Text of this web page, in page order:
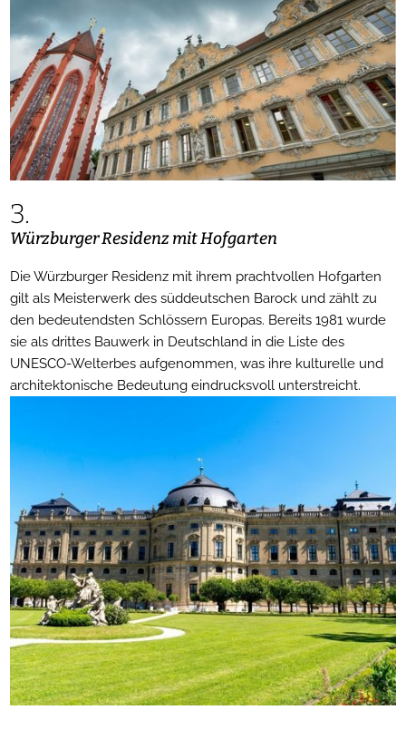
3.
Würzburger Residenz mit Hofgarten
Die Würzburger Residenz mit ihrem prachtvollen Hofgarten
gilt als Meisterwerk des süddeutschen Barock und zählt zu
den bedeutendsten Schlössern Europas. Bereits 1981 wurde
sie als drittes Bauwerk in Deutschland in die Liste des
UNESCO-Welterbes aufgenommen, was ihre kulturelle und
architektonische Bedeutung eindrucksvoll unterstreicht.